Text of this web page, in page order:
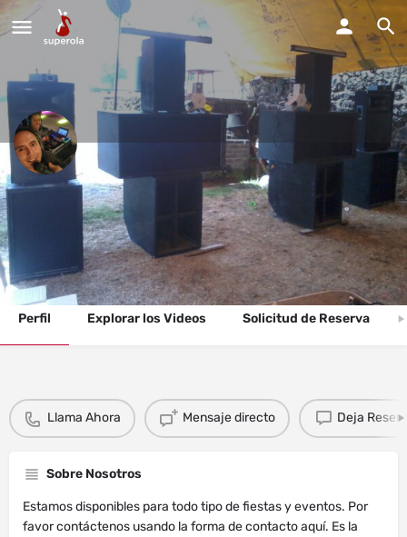
Dj Jonas y Dj Luigi
Estamos disponibles para todos tipos de fiestas y eventos.
Llama Ahora
Perfil Explorar los Videos Solicitud de Reserva
Llama Ahora Mensaje directo Deja
Sobre Nosotros
Estamos disponibles para todo tipo de fiestas y eventos. Por
favor contáctenos usando la forma de contacto aquí. Es la